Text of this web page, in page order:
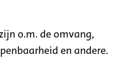
o.m. de omvang,
en andere.